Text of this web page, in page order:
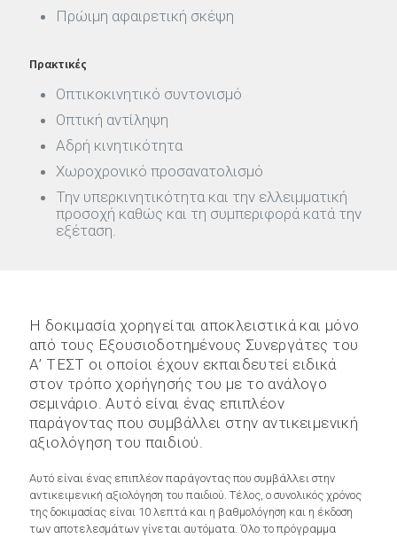
Πρώιμη αφαιρετική σκέψη
Πρακτικές
Οπτικοκινητικό συντονισμό
Οπτική αντίληψη
Αδρή κινητικότητα
Χωροχρονικό προσανατολισμό
Την υπερκινητικότητα και την ελλειμματική
προσοχή καθώς και τη συμπεριφορά κατά την
εξέταση.
Η δοκιμασία χορηγείται αποκλειστικά και μόνο
από τους Εξουσιοδοτημένους Συνεργάτες του
Α’ ΤΕΣΤ οι οποίοι έχουν εκπαιδευτεί ειδικά
στον τρόπο χορήγησής του με το ανάλογο
σεμινάριο. Αυτό είναι ένας επιπλέον
παράγοντας που συμβάλλει στην αντικειμενική
αξιολόγηση του παιδιού.
Αυτό είναι ένας επιπλέον παράγοντας που συμβάλλει στην
αντικειμενική αξιολόγηση του παιδιού. Τέλος, ο συνολικός χρόνος
της δοκιμασίας είναι 10 λεπτά και η βαθμολόγηση και η έκδοση
των αποτελεσμάτων γίνεται αυτόματα. Όλο το πρόγραμμα